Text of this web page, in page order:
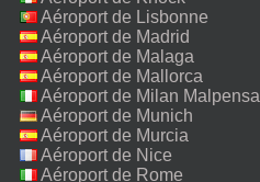
Aéroport de Lisbonne
Aéroport de Madrid
Aéroport de Malaga
Aéroport de Mallorca
Aéroport de Milan Malpensa
Aéroport de Munich
Aéroport de Murcia
Aéroport de Nice
Aéroport de Rome